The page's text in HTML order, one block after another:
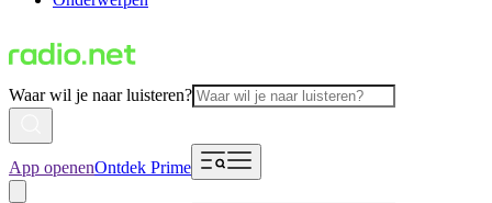
Waar wil je naar luisteren?
App openenOntdek Prime